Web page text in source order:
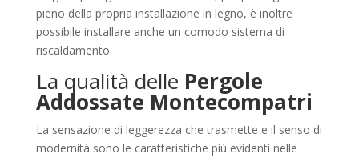
pieno della propria installazione in legno, è inoltre
possibile installare anche un comodo sistema di
riscaldamento.
La qualità delle Pergole
Addossate Montecompatri
La sensazione di leggerezza che trasmette e il senso di
modernità sono le caratteristiche più evidenti nelle